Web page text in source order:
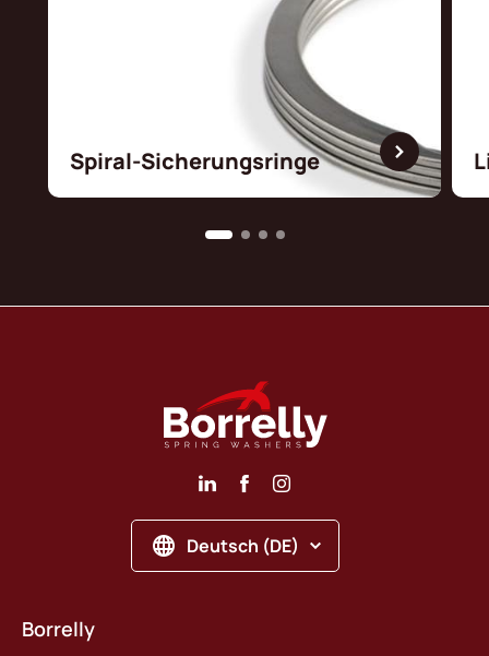
Spiral-Sicherungsringe
Deutsch (DE)
Borrelly